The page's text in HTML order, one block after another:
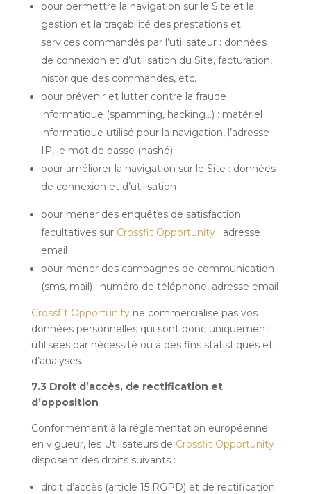
pour permettre la navigation sur le Site et la
gestion et la traçabilité des prestations et
services commandés par l’utilisateur : données
de connexion et d’utilisation du Site, facturation,
historique des commandes, etc.
pour prévenir et lutter contre la fraude
informatique (spamming, hacking…) : matériel
informatique utilisé pour la navigation, l’adresse
IP, le mot de passe (hashé)
pour améliorer la navigation sur le Site : données
de connexion et d’utilisation
pour mener des enquêtes de satisfaction
facultatives sur Crossfit Opportunity: adresse
email
pour mener des campagnes de communication
(sms, mail) : numéro de téléphone, adresse email
Crossfit Opportunityne commercialise pas vos
données personnelles qui sont donc uniquement
utilisées par nécessité ou à des fins statistiques et
d’analyses.
7.3 Droit d’accès, de rectification et
d’opposition
Conformément à la réglementation européenne
en vigueur, les Utilisateurs de Crossfit Opportunity
disposent des droits suivants :
droit d’accès (article 15 RGPD) et de rectification